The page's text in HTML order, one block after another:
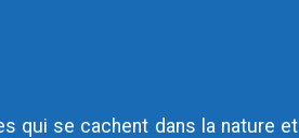
qui se cachent dans la nature et